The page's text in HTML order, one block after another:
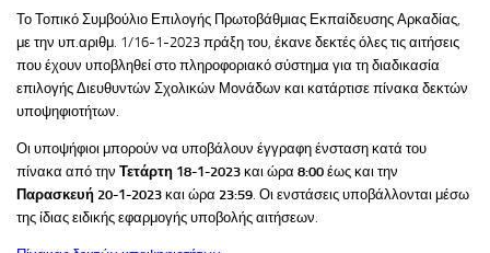
Το Τοπικό Συμβούλιο Επιλογής Πρωτοβάθμιας Εκπαίδευσης Αρκαδίας,
με την υπ.αριθμ. 1/16-1-2023 πράξη του, έκανε δεκτές όλες τις αιτήσεις
που έχουν υποβληθεί στο πληροφοριακό σύστημα για τη διαδικασία
επιλογής Διευθυντών Σχολικών Μονάδων και κατάρτισε πίνακα δεκτών
υποψηφιοτήτων.
Οι υποψήφιοι μπορούν να υποβάλουν έγγραφη ένσταση κατά του
πίνακα από την Τετάρτη 18-1-2023 και ώρα 8:00 έως και την
Παρασκευή 20-1-2023 και ώρα 23:59 . Οι ενστάσεις υποβάλλονται μέσω
της ίδιας ειδικής εφαρμογής υποβολής αιτήσεων.